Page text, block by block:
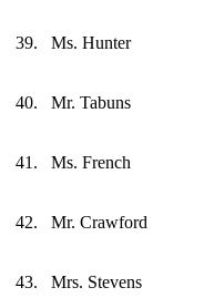
39. Ms. Hunter
40. Mr. Tabuns
41. Ms. French
42. Mr. Crawford
43. Mrs. Stevens